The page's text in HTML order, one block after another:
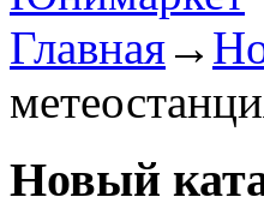
Главная→
Новый